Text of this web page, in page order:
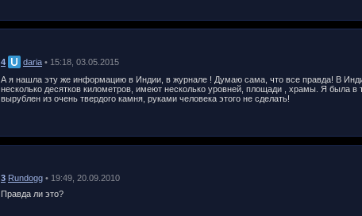
4 daria • 15:18, 03.05.2015
А я нашла эту же информацию в Индии, в журнале ! Думаю сама, что все правда! В
несколько десятков километров, имеют несколько уровней, площади , храмы. Я была
вырублен из очень твердого камня, руками человека этого не сделать!
3 Rundogg • 19:49, 20.09.2010
Правда ли это?